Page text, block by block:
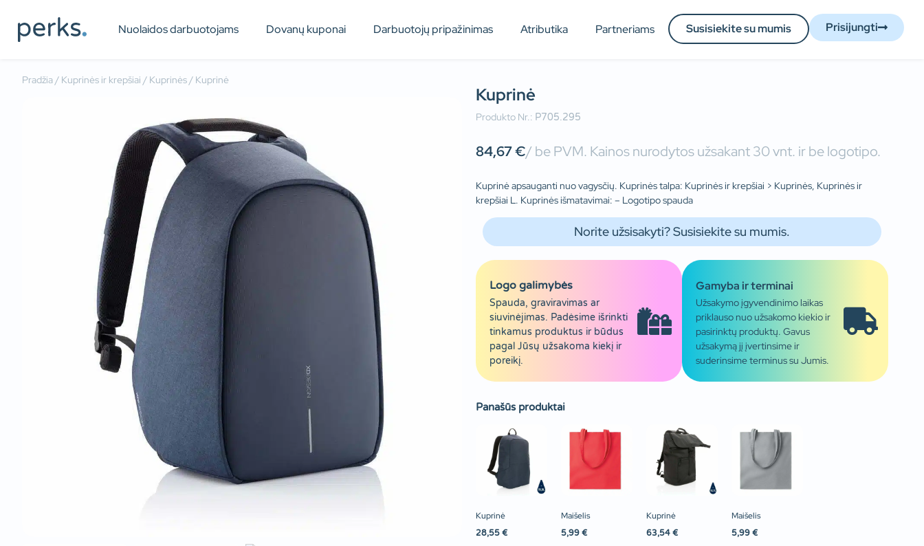
Nuolaidos darbuotojams Dovanų kuponai Darbuotojų pripažinimas Atributika Partneriams Susisiekite su mumis Prisijungti
Pradžia/ Kuprinės ir krepšiai / Kuprinės/ Kuprinė
Kuprinė
Produkto Nr.: P705.295
84,67€/ be PVM. Kainos nurodytos užsakant 30 vnt. ir be logotipo.
Kuprinė apsauganti nuo vagysčių. Kuprinės talpa: Kuprinės ir krepšiai > Kuprinės, Kuprinės ir
krepšiai L. Kuprinės išmatavimai: – Logotipo spauda
Norite užsisakyti? Susisiekite su mumis.
Logo galimybės
Spauda, graviravimas ar
siuvinėjimas. Padėsime išrinkti
tinkamus produktus ir būdus
pagal Jūsų užsakoma kiekį ir
poreikį.
Gamyba ir terminai
Užsakymo įgyvendinimo laikas
priklauso nuo užsakomo kiekio ir
pasirinktų produktų. Gavus
užsakymą jį įvertinsime ir
suderinsime terminus su Jumis.
Panašūs produktai
Kuprinė
28,55 €
Maišelis
5,99 €
Kuprinė
63,54 €
Maišelis
5,99 €